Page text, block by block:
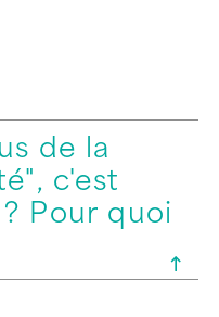
de la
c'est
Pour quoi